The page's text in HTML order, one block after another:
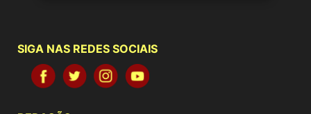
SIGA NAS REDES SOCIAIS